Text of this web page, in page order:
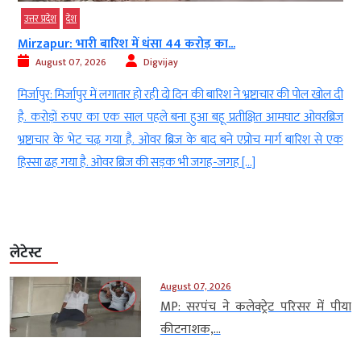
उत्तर प्रदेश देश
Mirzapur: भारी बारिश में धंसा 44 करोड़ का...
August 07, 2026 Digvijay
मिर्जापुर: मिर्जापुर में लगातार हो रही दो दिन की बारिश ने भ्रष्टाचार की पोल खोल दी
है. करोड़ों रुपए का एक साल पहले बना हुआ बहू प्रतीक्षित आमघाट ओवरब्रिज
भ्रष्टाचार के भेट चढ़ गया है. ओवर ब्रिज के बाद बने एप्रोच मार्ग बारिश से एक
हिस्सा ढह गया है. ओवर ब्रिज की सड़क भी जगह-जगह […]
लेटेस्ट
August 07, 2026
MP: सरपंच ने कलेक्ट्रेट परिसर में पीया
कीटनाशक,...